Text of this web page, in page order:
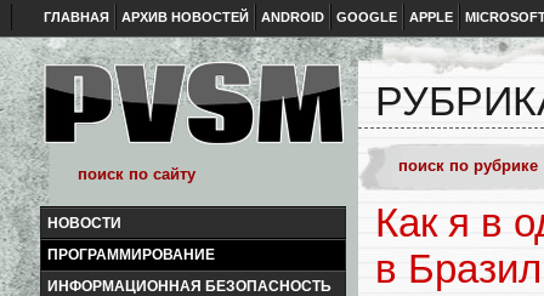
ГЛАВНАЯ АРХИВ НОВОСТЕЙ ANDROID GOOGLE APPLE
НОВОСТИ
ПРОГРАММИРОВАНИЕ
ИНФОРМАЦИОННАЯ БЕЗОПАСНОСТЬ
Как я в
в